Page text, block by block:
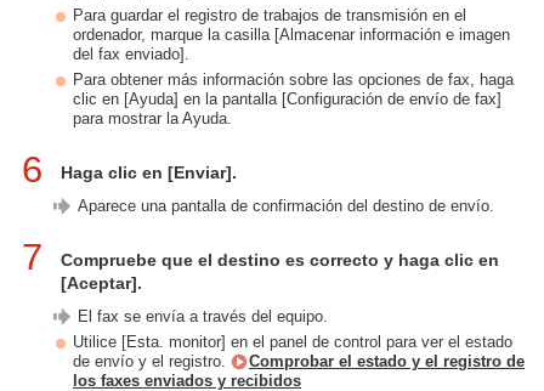
Para guardar el registro de trabajos de transmisión en el
ordenador, marque la casilla [Almacenar información e imagen
del fax enviado].
Para obtener más información sobre las opciones de fax, haga
clic en [Ayuda] en la pantalla [Configuración de envío de fax]
para mostrar la Ayuda.
6 Haga clic en [Enviar].
Aparece una pantalla de confirmación del destino de envío.
7
Compruebe que el destino es correcto y haga clic en
[Aceptar].
El fax se envía a través del equipo.
Utilice [Esta. monitor] en el panel de control para ver el estado
de envío y el registro.
Comprobar el estado y el registro de
los faxes enviados y recibidos